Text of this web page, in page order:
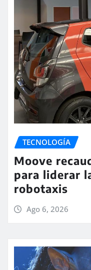
TECNOLOGÍA
Moove
para liderar
robotaxis
Ago 6, 2026